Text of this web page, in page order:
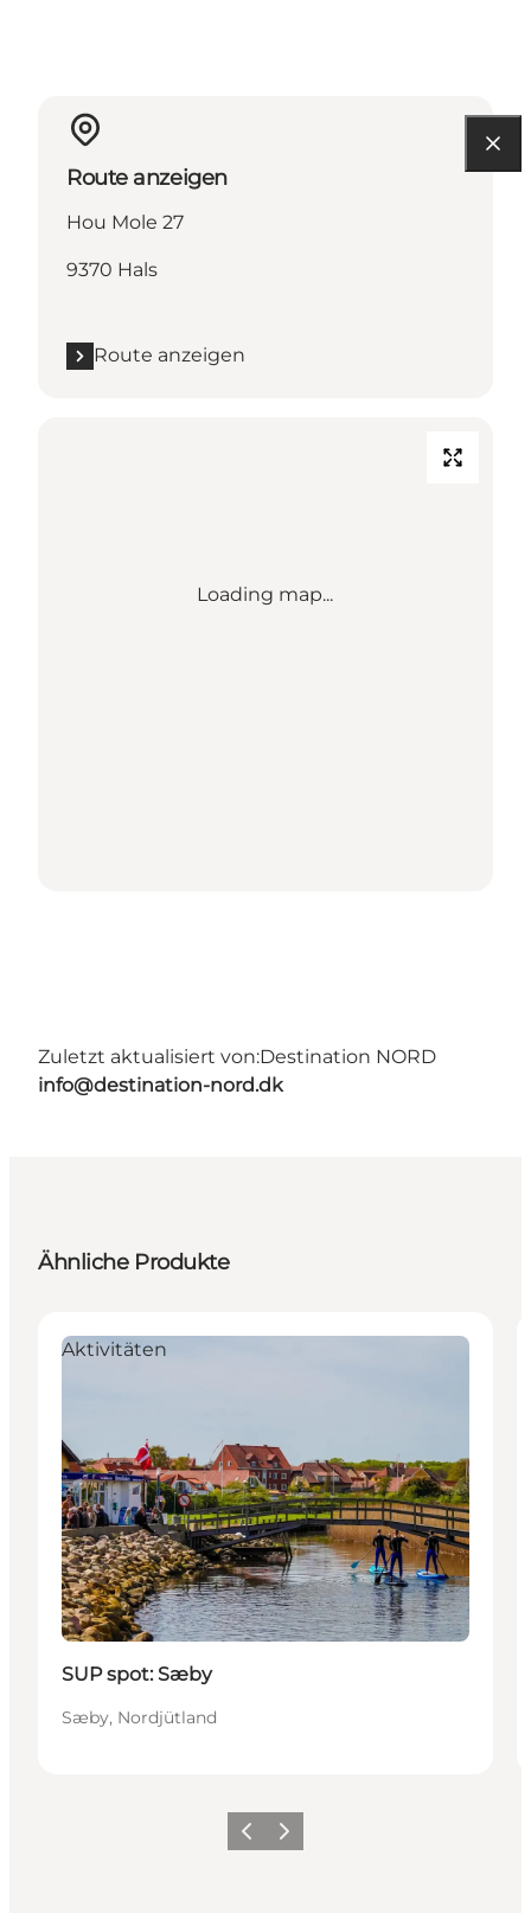
Route anzeigen
Hou Mole 27
9370 Hals
Route anzeigen
Loading map...
Zuletzt aktualisiert von:Destination NORD
info@destination-nord.dk
Ähnliche Produkte
Aktivitäten
SUP spot: Sæby
Sæby, Nordjütland
ZurückWeiter